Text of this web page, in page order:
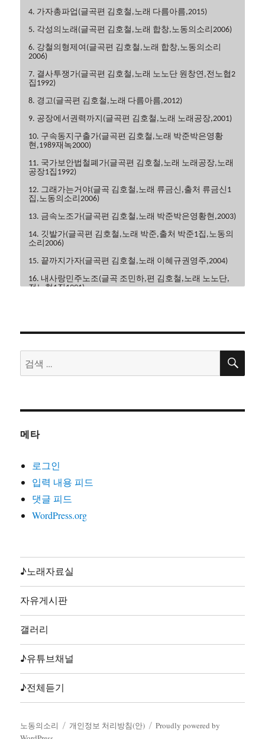
4. 가자총파업(글곡편 김호철,노래 다름아름,2015)
5. 각성의노래(글곡편 김호철,노래 합창,노동의소리2006)
6. 강철의형제여(글곡편 김호철,노래 합창,노동의소리
2006)
7. 결사투쟁가(글곡편 김호철,노래 노노단 원창연,전노협2
집1992)
8. 경고(글곡편 김호철,노래 다름아름,2012)
9. 공장에서권력까지(글곡편 김호철,노래 노래공장,2001)
10. 구속동지구출가(글곡편 김호철,노래 박준박은영황
현,1989재녹2000)
11. 국가보안법철폐가(글곡편 김호철,노래 노래공장,노래
공장1집1992)
12. 그래가는거야(글곡 김호철,노래 류금신,출처 류금신1
집,노동의소리2006)
13. 금속노조가(글곡편 김호철,노래 박준박은영황현,2003)
14. 깃발가(글곡편 김호철,노래 박준,출처 박준1집,노동의
소리2006)
15. 끝까지가자(글곡편 김호철,노래 이혜규권영주,2004)
16. 내사랑민주노조(글곡 조민하,편 김호철,노래 노노단,
전노협1집1991)
의소리2006)
19. 노동악법철폐가(글곡편 김호철,노래 노노단,전노협2
집1992)
20. 노동의땅에(글곡편 김호철,노래 박은영,박은영1집
23. 노동자선언(글곡 김호철,노래 꽃다지,노가공1995)
호철,노래 지민주,2013)
27. 농민가(곡편 김호철,노래 합창,노동의소리2006)
31. 동지(글곡 박철환,편 김호철,노래 합창,노동의소리
2006)
32. 동지가있기에(글곡편 김호철,노래 박준,박준2집2003)
33. 동지의발자욱(글곡편 김호철,노래 노노단,전노협1집
37. 맹박탱고(글곡편 김호철,노래 이혜규 권영주,2009,원
검
색:
검
메타
로그인
입력 내용 피드
댓글 피드
WordPress.org
♪노래자료실
자유게시판
갤러리
♪유튜브채널
♪전체듣기
노동의소리 개인정보 처리방침(안)
Proudly powered by